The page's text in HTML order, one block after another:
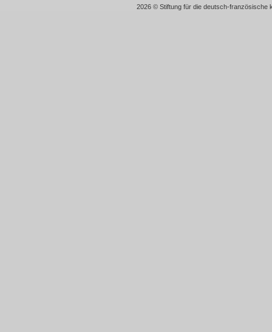
2026 © Stiftung für die deutsch-französische